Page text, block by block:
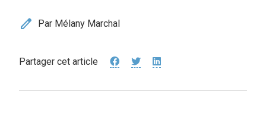
edit Par Mélany Marchal
Partager cet article